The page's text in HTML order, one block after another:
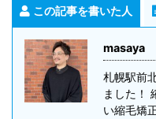
この記事を書いた人
masaya
札幌駅前
ました！
い縮毛矯